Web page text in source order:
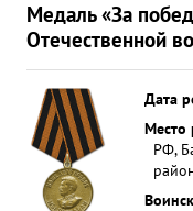
Медаль «За
Отечественной
Дата
Место
РФ,